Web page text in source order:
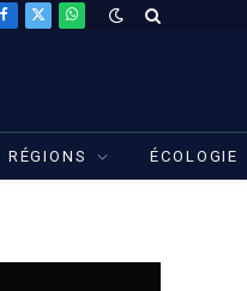
Facebook
X
WhatsApp
RÉGIONS ÉCOLOGIE